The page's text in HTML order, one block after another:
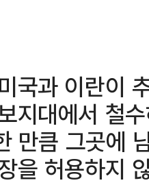
국과 이란이
지대에서 철
만큼 그곳에
을 허용하지